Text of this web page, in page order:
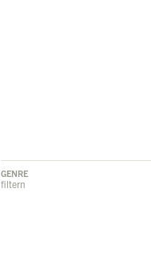
GENRE
filtern